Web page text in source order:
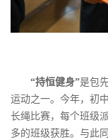
“持恒健身”是包
运动之一。今年，初
长绳比赛，每个班级
多的班级获胜。与此